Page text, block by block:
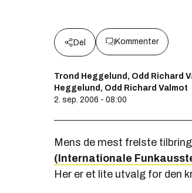
Del Kommenter
Trond Heggelund, Odd Richard
Heggelund, Odd Richard Valmot
2. sep. 2006 - 08:00
Mens de mest frelste
(Internationale
Her er et lite utvalg for den